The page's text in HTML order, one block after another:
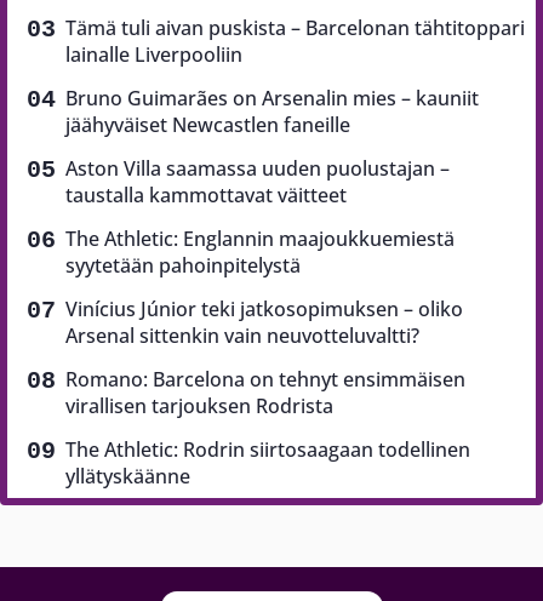
Tämä tuli aivan puskista – Barcelonan tähtitoppari
lainalle Liverpooliin
Bruno Guimarães on Arsenalin mies – kauniit
jäähyväiset Newcastlen faneille
Aston Villa saamassa uuden puolustajan –
taustalla kammottavat väitteet
The Athletic: Englannin maajoukkuemiestä
syytetään pahoinpitelystä
Vinícius Júnior teki jatkosopimuksen – oliko
Arsenal sittenkin vain neuvotteluvaltti?
Romano: Barcelona on tehnyt ensimmäisen
virallisen tarjouksen Rodrista
The Athletic: Rodrin siirtosaagaan todellinen
yllätyskäänne